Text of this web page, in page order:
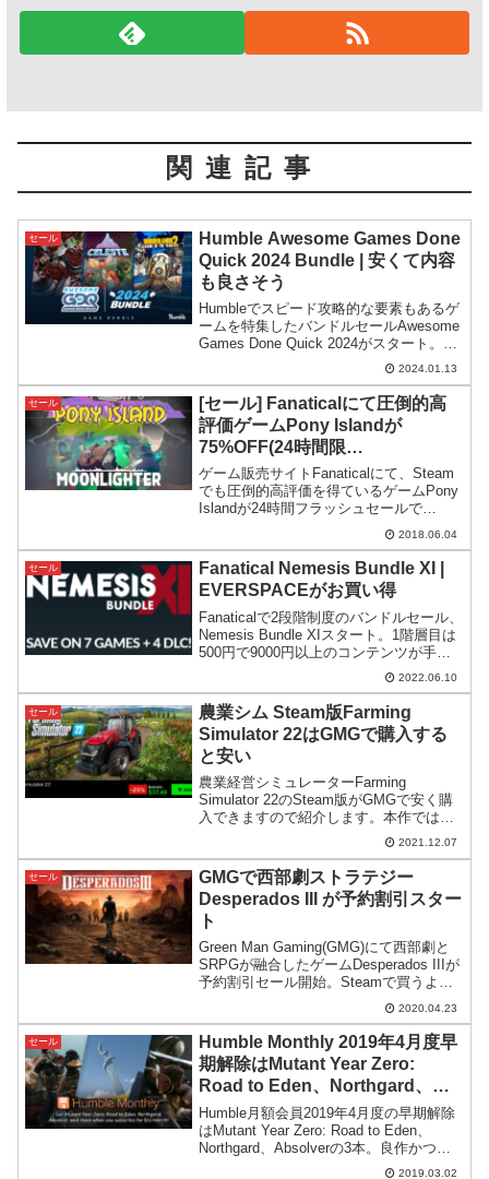
関連記事
セール
Humble Awesome Games Done
Quick 2024 Bundle | 安くて内容
も良さそう
Humbleでスピード攻略的な要素もあるゲ
ームを特集したバンドルセールAwesome
Games Done Quick 2024がスタート。価
格に対して受け取れる内容がなかなか良
2024.01.13
セール
[セール] Fanaticalにて圧倒的高
評価ゲームPony Islandが
75%OFF(24時間限
定)+Moonlighterも20%OFFセー
ル
ゲーム販売サイトFanaticalにて、Steam
でも圧倒的高評価を得ているゲームPony
Islandが24時間フラッシュセールで
75%OFFとなっています。会場はこちら
です。Pony Island 24時間限定75%OFF
セールまた先週...
2018.06.04
セール
Fanatical Nemesis Bundle XI |
EVERSPACEがお買い得
Fanaticalで2段階制度のバンドルセール、
Nemesis Bundle XIスタート。1階層目は
500円で9000円以上のコンテンツが手に
入り、2階層目はそれに加えて
EVERSPACEの本体+2DLCが手に入りま
す。
2022.06.10
セール
農業シム Steam版Farming
Simulator 22はGMGで購入する
と安い
農業経営シミュレーターFarming
Simulator 22のSteam版がGMGで安く購
入できますので紹介します。本作ではシ
リーズで初めて日本の農機具メーカーの
機器も登場し、井関農機のTJV985が導入
されているとのこと。
2021.12.07
セール
GMGで西部劇ストラテジー
Desperados III が予約割引スター
ト
Green Man Gaming(GMG)にて西部劇と
SRPGが融合したゲームDesperados IIIが
予約割引セール開始。Steamで買うより
も安く、更にGMGで買っても通常版がデ
ラックス版になる特典は有効です。
2020.04.23
セール
Humble Monthly 2019年4月度早
期解除はMutant Year Zero:
Road to Eden、Northgard、
Absolver [追記]
Humble月額会員2019年4月度の早期解除
はMutant Year Zero: Road to Eden、
Northgard、Absolverの3本。良作かつ新
作が入っており、なかなか良い内容にな
2019.03.02